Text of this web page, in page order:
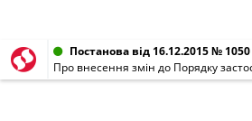
Постанова від 16.12.2015 № 1050